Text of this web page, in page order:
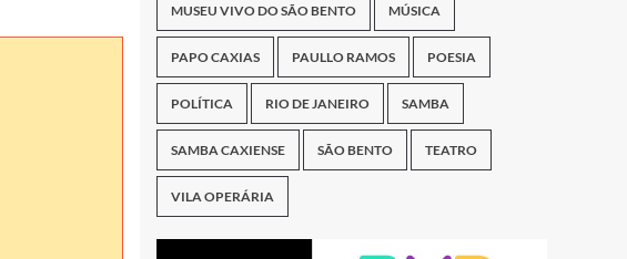
MUSEU VIVO DO SÃO BENTO MÚSICA
PAPO CAXIAS PAULLO RAMOS POESIA
POLÍTICA RIO DE JANEIRO SAMBA
SAMBA CAXIENSE SÃO BENTO TEATRO
VILA OPERÁRIA